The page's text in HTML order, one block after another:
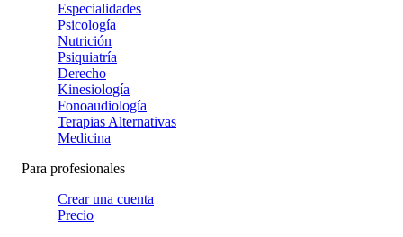
Especialidades
Psicología
Nutrición
Psiquiatría
Derecho
Kinesiología
Fonoaudiología
Terapias Alternativas
Medicina
Para profesionales
Crear una cuenta
Precio